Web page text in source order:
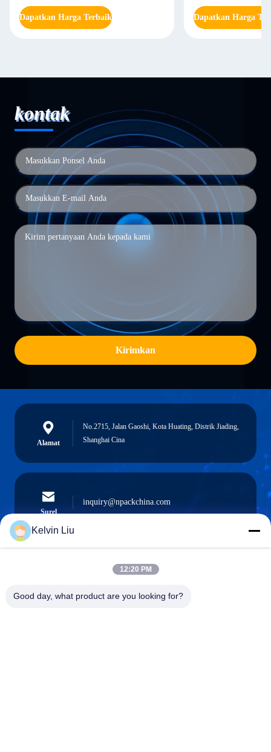
Dapatkan Harga Terbaik Dapatkan Harga
kontak
Kirimkan
Alamat
No.2715, Jalan Gaoshi, Kota Huating, Distrik Jiading,
Shanghai Cina
Surel
inquiry@npackchina.com
0086-21-66035560
Kelvin Liu
12:20 PM
Good day, what product are you looking for?